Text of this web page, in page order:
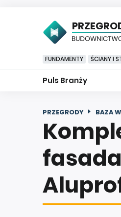
FUNDAMENTY ŚCIANY I
Puls Branży
PRZEGRODY BAZA